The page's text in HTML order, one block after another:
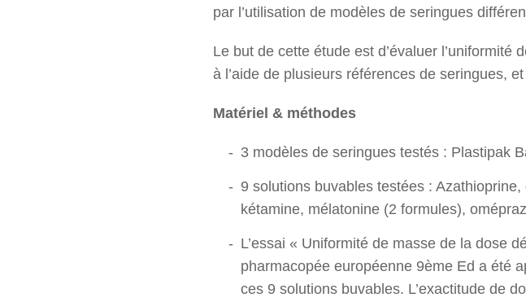
par l’utilisation de modèles de seringues
Le but de cette étude est d’évaluer
à l’aide de plusieurs références de seringues,
Matériel & méthodes
3 modèles de seringues testés : Plastipak
9 solutions buvables testées :
kétamine, mélatonine (2 formules),
L’essai « Uniformité de masse de la dose
pharmacopée européenne 9ème Ed a été
ces 9 solutions buvables. L’exactitude de